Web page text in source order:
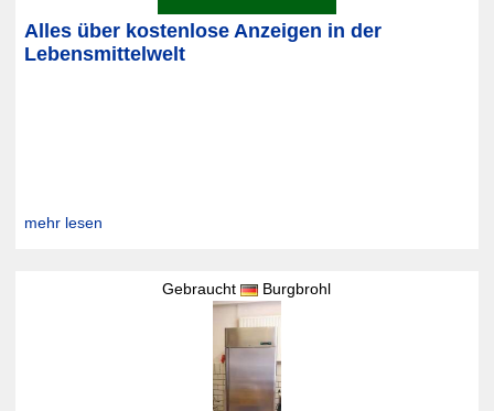
Alles über kostenlose Anzeigen in der
Lebensmittelwelt
mehr lesen
Gebraucht Burgbrohl